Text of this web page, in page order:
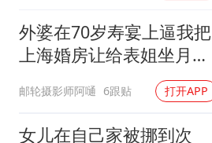
外婆在70岁寿宴上逼我把
上海婚房让给表姐坐月
子，我说行转问舅舅
邮轮摄影师阿嗵 6跟贴 打开APP
女儿在自己家被挪到次